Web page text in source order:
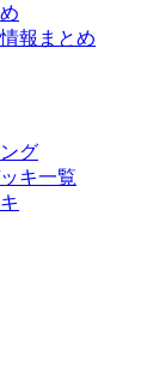
報まとめ
グ
キ一覧